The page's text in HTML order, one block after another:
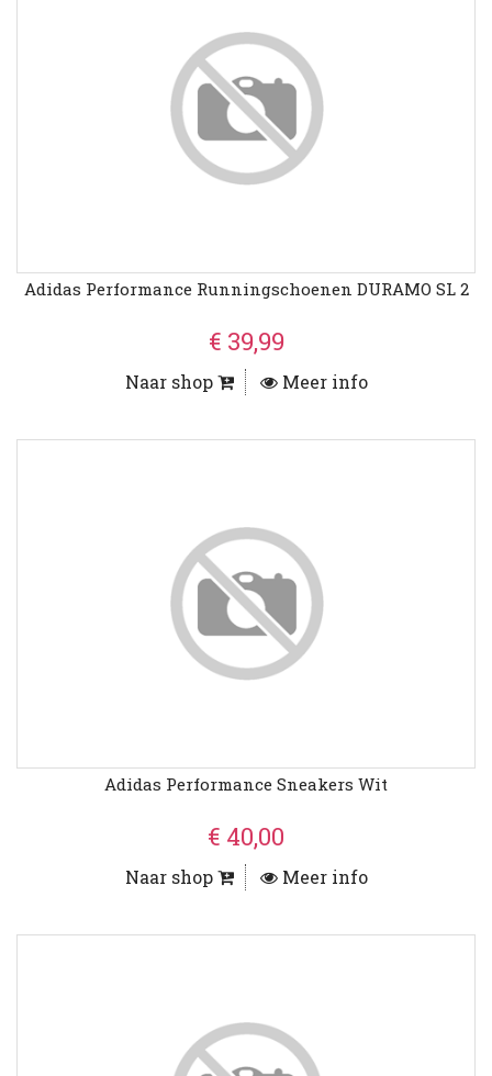
Adidas Performance Runningschoenen DURAMO SL 2
€ 39,99
Naar shop Meer info
Adidas Performance Sneakers Wit
€ 40,00
Naar shop Meer info